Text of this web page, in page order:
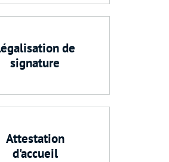
de
signature
Attestation
d'accueil